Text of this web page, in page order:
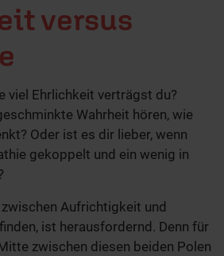
versus
viel Ehrlichkeit verträgst du?
Wahrheit hören, wie
Oder ist es dir lieber, wenn
gekoppelt und ein wenig in
Aufrichtigkeit und
ist herausfordernd. Denn für
zwischen diesen beiden Polen